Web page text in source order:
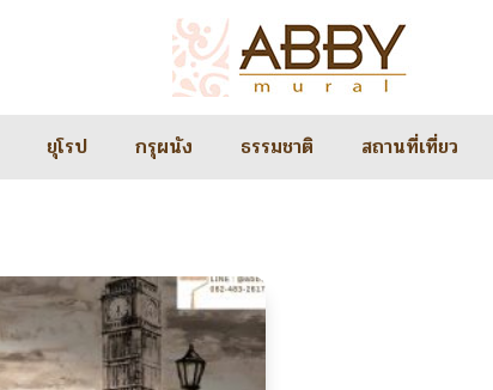
ยุโรป กรุผนัง ธรรมชาติ สถานที่เที่ยว